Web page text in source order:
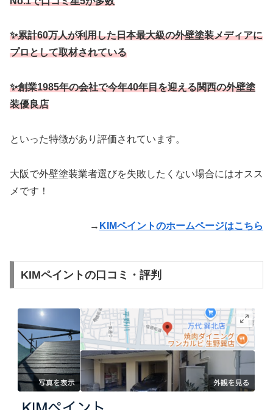
✨累計60万人が利用した日本最大級の外壁塗装メディアに
プロとして取材されている
✨創業1985年の会社で今年40年目を迎える関西の外壁塗
装優良店
といった特徴があり評価されています。
大阪で外壁塗装業者選びを失敗したくない場合にはオスス
メです！
→ KIMペイントのホームページはこちら
KIMペイントの口コミ・評判